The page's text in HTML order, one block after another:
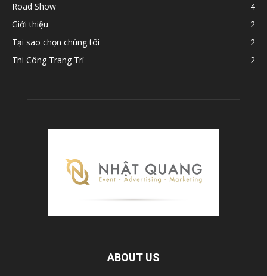
Road Show
4
Giới thiệu
2
Tại sao chọn chúng tôi
2
Thi Công Trang Trí
2
ABOUT US